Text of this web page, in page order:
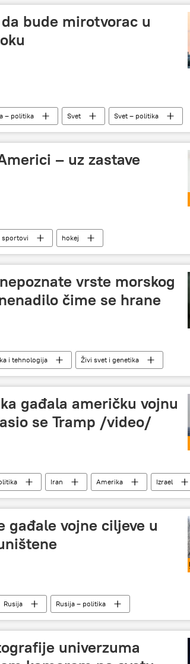
bude mirotvorac u
– politika Svet
Svet – politika
Izrael Bliski istok SAD
rat
– uz zastave
sportovi hokej
vrste morskog
čime se hrane
i tehnologija Živi svet i genetika
gađala američku vojnu
se Tramp /video/
Iran Amerika Izrael
gađale vojne ciljeve u
Rusija Rusija – politika
univerzuma